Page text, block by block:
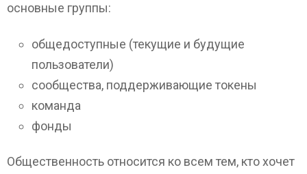
основные группы:
общедоступные (текущие и будущие
пользователи)
сообщества, поддерживающие токены
команда
фонды
Общественность относится ко всем тем, кто хочет